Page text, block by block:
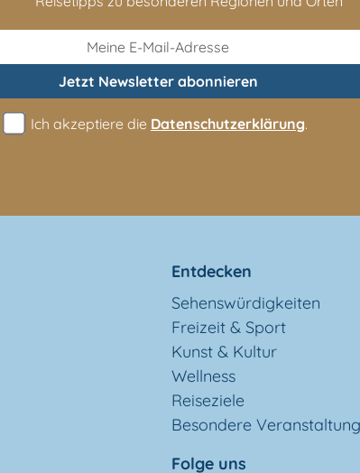
Jetzt Newsletterabonnieren
Ich akzeptiere die Datenschutzerklärung.
Entdecken
Sehenswürdigkeiten
Freizeit & Sport
Kunst & Kultur
Wellness
Reiseziele
Besondere
Folge uns